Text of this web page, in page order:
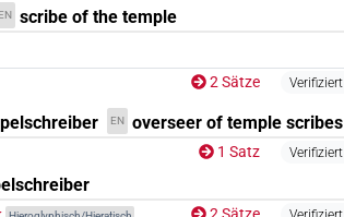
EN scribe of the temple
2 Sätze Verifiziert
EN overseer of temple scribes
1 Satz Verifiziert